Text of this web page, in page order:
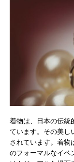
着物は、日本の伝統
ています。 その美し
されています。着物
のフォーマルなイベ